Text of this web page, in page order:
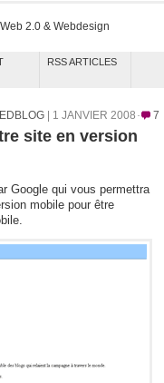
2.0 & Webdesign
RSS ARTICLES
| 1 JANVIER 2008 7
site en version
Google qui vous permettra
mobile pour être